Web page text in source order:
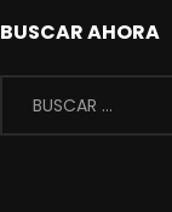
BUSCAR AHORA